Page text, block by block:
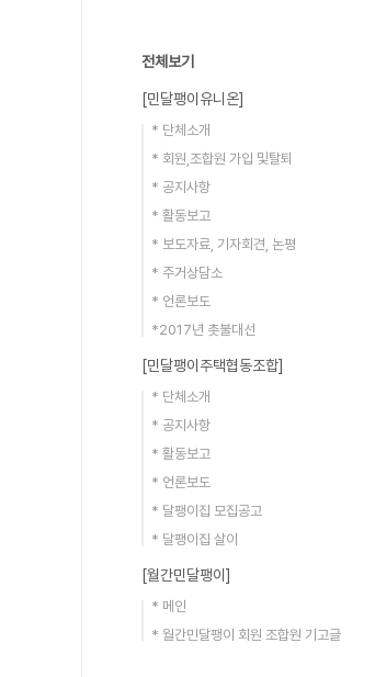
전체보기
[민달팽이유니온]
* 단체소개
* 회원,조합원 가입 및탈퇴
* 공지사항
* 활동보고
* 보도자료, 기자회견, 논평
* 주거상담소
* 언론보도
*2017년 촛불대선
[민달팽이주택협동조합]
* 단체소개
* 공지사항
* 활동보고
* 언론보도
* 달팽이집 모집공고
* 달팽이집 살이
[월간민달팽이]
* 메인
* 월간민달팽이 회원 조합원 기고글